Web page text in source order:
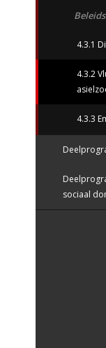
4.3.1
4.3.2
4.3.3
sociaal